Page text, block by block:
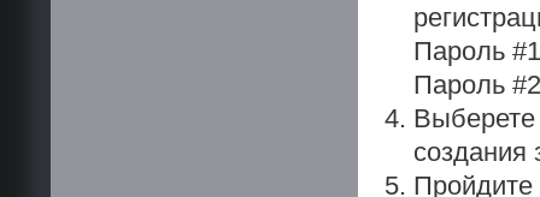
Пароль
Пароль
создания
Пройдите